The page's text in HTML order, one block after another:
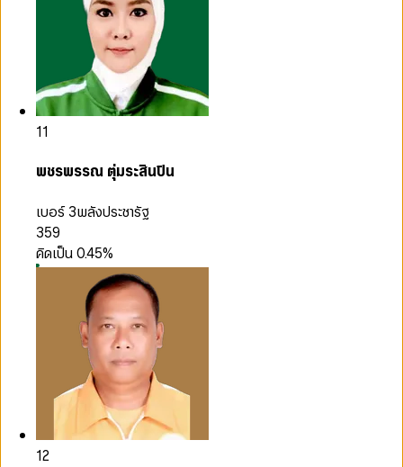
11
พชรพรรณ ตุ่มระสินปิน
เบอร์ 3พลังประชารัฐ
359
คิดเป็น0.45%
12